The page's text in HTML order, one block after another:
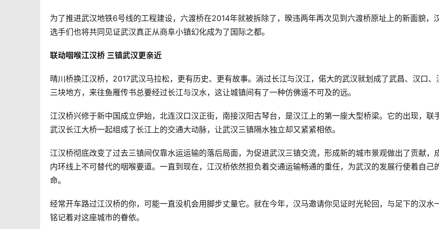
为了推进武汉地铁6号线的工程建设，六渡桥在2014年就被拆除了，暌违两年再次见到六渡桥原址上的新面貌，
选手们也将共同见证武汉真正从商阜小镇幻化成为了国际之都。
联动咽喉江汉桥 三镇武汉更亲近
晴川桥换江汉桥，2017武汉马拉松，更有历史、更有故事。淌过长江与汉江，偌大的武汉就划成了武昌、汉口、
三块地方，来往鱼雁传书总要经过长江与汉水，这让城镇间有了一种仿佛遥不可及的远。
江汉桥兴修于新中国成立伊始，北连汉口汉正街，南接汉阳古琴台，是汉江上的第一座大型桥梁。它的出现，联
武汉长江大桥一起组成了长江上的交通大动脉，让武汉三镇隔水独立却又紧紧相依。
江汉桥彻底改变了过去三镇间仅靠水运运输的落后局面，为促进武汉三镇交流，形成新的城市景观做出了贡献，
内环线上不可替代的咽喉要道。一直到现在，江汉桥依然担负着交通运输畅通的重任，为武汉的发展行使着自己
命。
经常开车路过江汉桥的你，可能一直没机会用脚步丈量它。就在今年，汉马邀请你见证时光轮回，与足下的汉水
铭记着对这座城市的眷依。